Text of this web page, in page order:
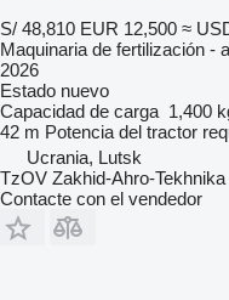
S/ 48,810 EUR 12,500 ≈
Maquinaria de fertilización -
2026
Estado nuevo
Capacidad de carga 1,400
42 m Potencia del tractor
Ucrania, Lutsk
TzOV Zakhid-Ahro-Tekhnika
Contacte con el vendedor